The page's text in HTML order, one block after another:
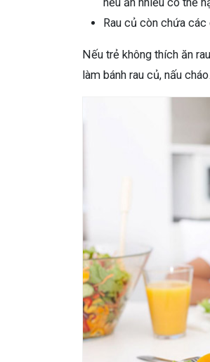
Rau củ còn chứa
Nếu trẻ không thích ăn
làm bánh rau củ, nấu